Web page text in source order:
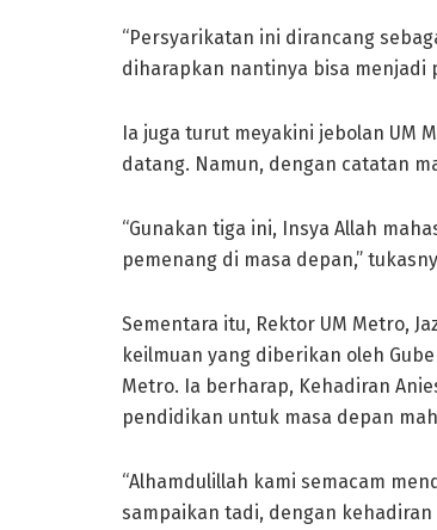
“Persyarikatan ini dirancang
diharapkan nantinya bisa menjadi
Ia juga turut meyakini jebolan UM
datang. Namun, dengan catatan
“Gunakan tiga ini, Insya Allah
pemenang di masa depan,”
Sementara itu, Rektor UM Metro,
keilmuan yang diberikan oleh
Metro. Ia berharap, Kehadiran
pendidikan untuk masa depan
“Alhamdulillah kami semacam
sampaikan tadi, dengan